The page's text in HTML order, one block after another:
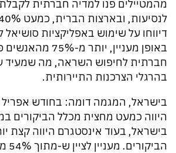
מהמטיילים פנו למדיה חברתית
דיווחו על שימוש באפליקציות סושיאל
באופן מעניין, יותר
חברתית לחיפוש השראה, מה שמעיד
בהרגלי הצרכנות התיירותית.
היווה כמעט מחצית מכלל הביקורים
בישראל, בעוד אינסטגרם היווה קצת